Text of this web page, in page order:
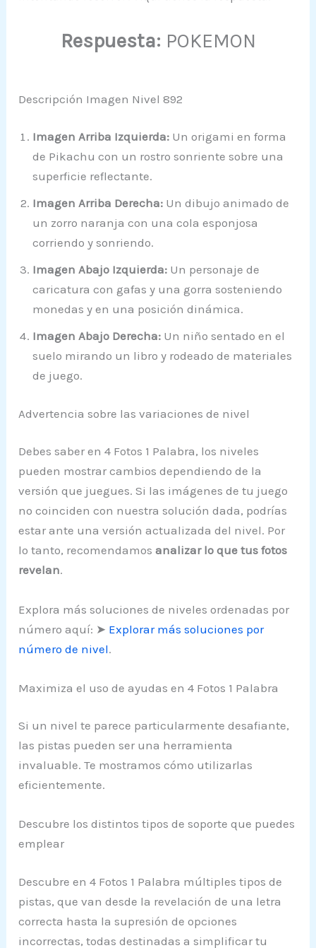
Respuesta: POKEMON
Descripción Imagen Nivel 892
Imagen Arriba Izquierda: Un origami en forma
de Pikachu con un rostro sonriente sobre una
superficie reflectante.
Imagen Arriba Derecha: Un dibujo animado de
un zorro naranja con una cola esponjosa
corriendo y sonriendo.
Imagen Abajo Izquierda: Un personaje de
caricatura con gafas y una gorra sosteniendo
monedas y en una posición dinámica.
Imagen Abajo Derecha: Un niño sentado en el
suelo mirando un libro y rodeado de materiales
de juego.
Advertencia sobre las variaciones de nivel
Debes saber en 4 Fotos 1 Palabra, los niveles
pueden mostrar cambios dependiendo de la
versión que juegues. Si las imágenes de tu juego
no coinciden con nuestra solución dada, podrías
estar ante una versión actualizada del nivel. Por
lo tanto, recomendamosanalizar lo que tus fotos
revelan.
Explora más soluciones de niveles ordenadas por
número aquí: ➤ Explorar más soluciones por
número de nivel.
Maximiza el uso de ayudas en 4 Fotos 1 Palabra
Si un nivel te parece particularmente desafiante,
las pistas pueden ser una herramienta
invaluable. Te mostramos cómo utilizarlas
eficientemente.
Descubre los distintos tipos de soporte que puedes
emplear
Descubre en 4 Fotos 1 Palabra múltiples tipos de
pistas, que van desde la revelación de una letra
correcta hasta la supresión de opciones
incorrectas, todas destinadas a simplificar tu